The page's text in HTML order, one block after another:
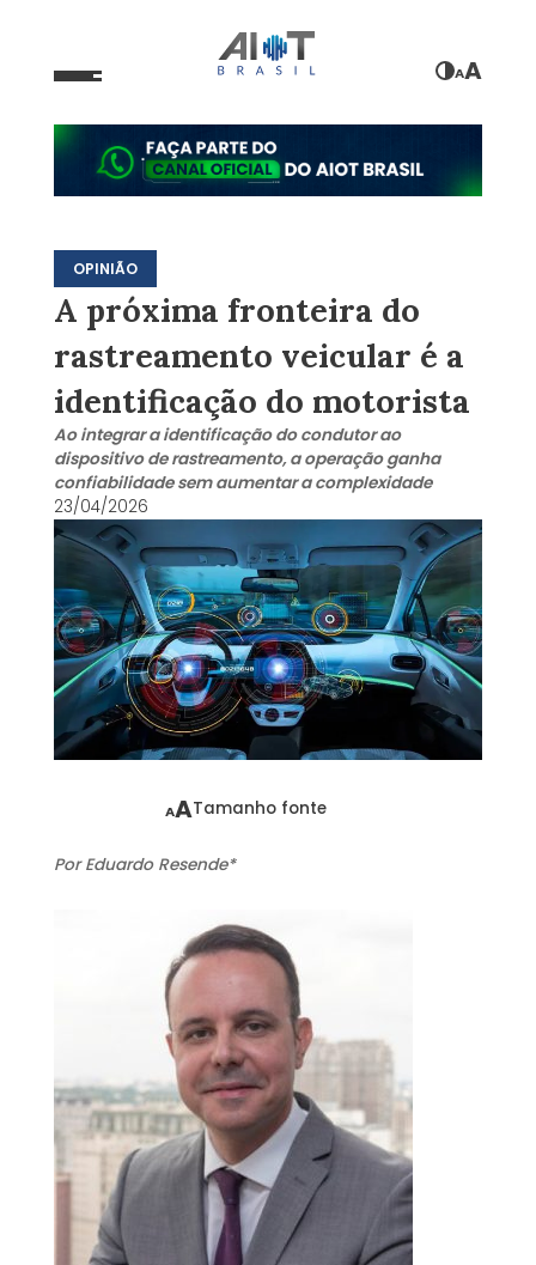
AA
OPINIÃO
A próxima fronteira do
rastreamento veicular é a
identificação do motorista
Ao integrar a identificação do condutor ao
dispositivo de rastreamento, a operação ganha
confiabilidade sem aumentar a complexidade
23/04/2026
AATamanho fonte
Por Eduardo Resende*